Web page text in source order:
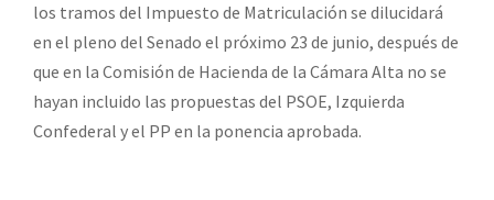
los tramos del Impuesto de Matriculación se dilucidará
en el pleno del Senado el próximo 23 de junio, después de
que en la Comisión de Hacienda de la Cámara Alta no se
hayan incluido las propuestas del PSOE, Izquierda
Confederal y el PP en la ponencia aprobada.